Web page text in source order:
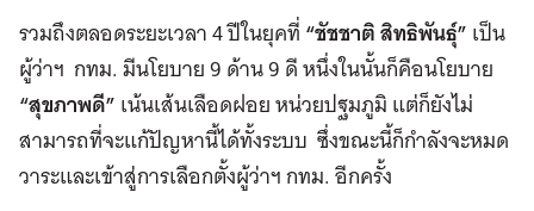
รวมถึงตลอดระยะเวลา 4 ปีในยุคที่“ชัชชาติ สิทธิพันธุ์”เป็น
ผู้ว่าฯ กทม. มีนโยบาย 9 ด้าน 9 ดี หนึ่งในนั้นก็คือนโยบาย
“สุขภาพดี”เน้นเส้นเลือดฝอย หน่วยปฐมภูมิ แต่ก็ยังไม่
สามารถที่จะแก้ปัญหานี้ได้ทั้งระบบ ซึ่งขณะนี้ก็กำลังจะหมด
วาระและเข้าสู่การเลือกตั้งผู้ว่าฯ กทม. อีกครั้ง